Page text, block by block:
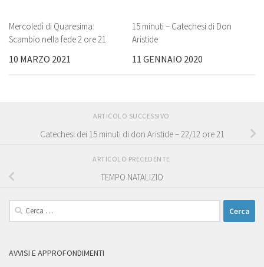
Mercoledì di Quaresima:
Scambio nella fede 2 ore 21
10 MARZO 2021
15 minuti – Catechesi di Don
Aristide
11 GENNAIO 2020
ARTICOLO SUCCESSIVO
Catechesi dei 15 minuti di don Aristide – 22/12 ore 21
ARTICOLO PRECEDENTE
TEMPO NATALIZIO
Ricerca
per:
AVVISI E APPROFONDIMENTI